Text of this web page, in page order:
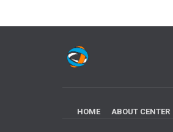
HOME ABOUT CENTER